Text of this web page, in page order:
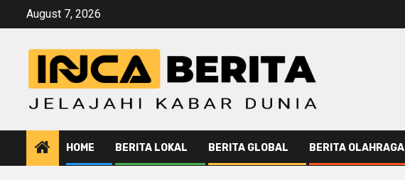
August 7, 2026
HOME BERITA LOKAL BERITA GLOBAL BERITA OLAHRAGA